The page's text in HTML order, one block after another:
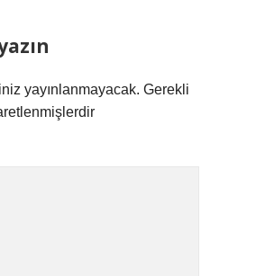
yayınlanmayacak. Gerekli